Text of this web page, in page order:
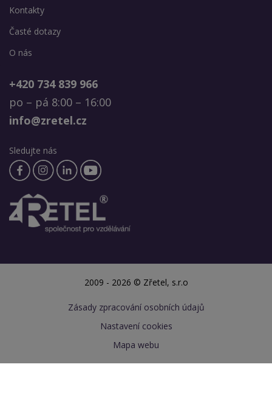
Kontakty
Časté dotazy
O nás
+420 734 839 966
po – pá 8:00 – 16:00
info@zretel.cz
Sledujte nás
2009 - 2026 © Zřetel, s.r.o
Zásady zpracování osobních údajů
Nastavení cookies
Mapa webu